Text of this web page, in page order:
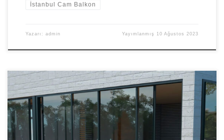
İstanbul Cam Balkon
Yazarı: admin Yayımlanmış 10 Ağustos 2023
Sürgülü Cam Balkon Son dönemde modern yapılar ve çağdaş
daire sistemlerinin hayatımıza girmesi ve yaygınlaşması ile birlikte
tasarım ve mimari sektörüne de yepyeni terimler girmeye
başlamıştır; bunlardan biri de cam balkon. “Cam balkon nedir?”